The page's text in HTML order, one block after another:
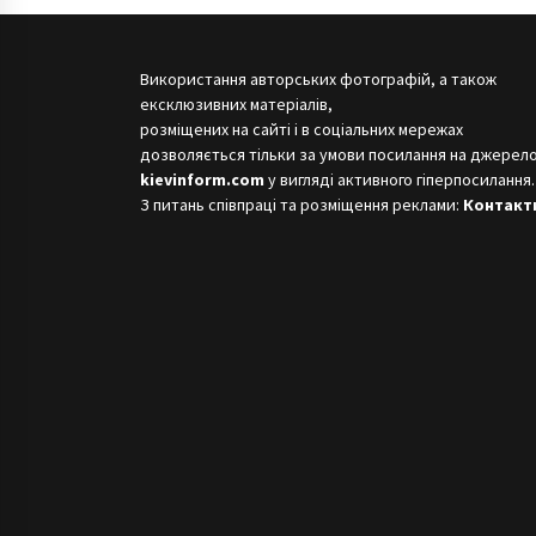
Використання авторських фотографій, а також
ексклюзивних матеріалів,
розміщених на сайті і в соціальних мережах
дозволяється тільки за умови посилання на
kievinform.com у вигляді активного гіперпосилання.
З питань співпраці та розміщення реклами: